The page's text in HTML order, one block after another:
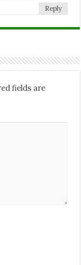
Reply
fields are